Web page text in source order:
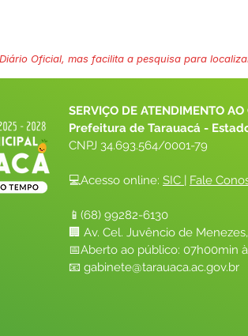
Oficial, mas facilita a pesquisa para
SERVIÇO DE ATENDIMENTO
Prefeitura de Tarauacá -
CNPJ 34.693.564/0001-79
💻Acesso online: SIC | Fale
📱(68) 99282-6130
🏢 Av. Cel. Juvêncio de
📅Aberto ao público: 07h00min
📧 gabinete@tarauaca.ac.gov.br